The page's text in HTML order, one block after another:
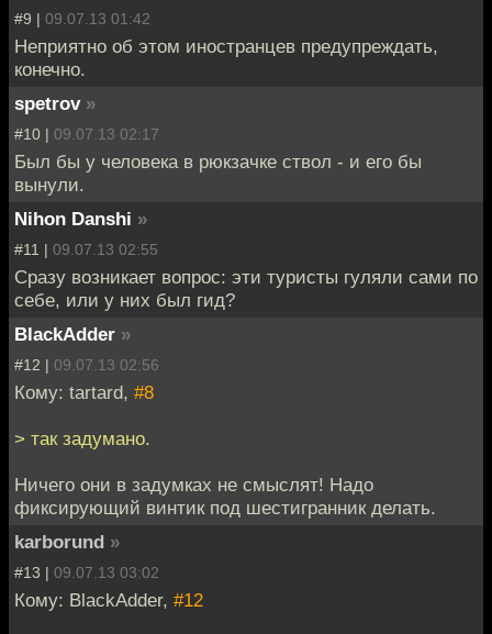
#9 | 09.07.13 01:42
Неприятно об этом иностранцев предупреждать,
конечно.
spetrov »
#10 | 09.07.13 02:17
Был бы у человека в рюкзачке ствол - и его бы
вынули.
Nihon Danshi »
#11 | 09.07.13 02:55
Сразу возникает вопрос: эти туристы гуляли сами по
себе, или у них был гид?
BlackAdder »
#12 | 09.07.13 02:56
Кому: tartard, #8
> так задумано.
Ничего они в задумках не смыслят! Надо
фиксирующий винтик под шестигранник делать.
karborund »
#13 | 09.07.13 03:02
Кому: BlackAdder, #12